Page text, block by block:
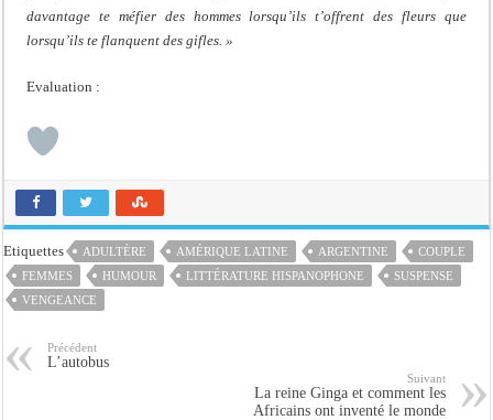
davantage te méfier des hommes lorsqu’ils t’offrent des fleurs que
lorsqu’ils te flanquent des gifles. »
Evaluation :
Etiquettes ADULTÈRE AMÉRIQUE LATINE ARGENTINE
COUPLE
FEMMES
HUMOUR LITTÉRATURE HISPANOPHONE
SUSPENSE
VENGEANCE
Précédent
L’autobus
Suivant
La reine Ginga et comment les
Africains ont inventé le monde